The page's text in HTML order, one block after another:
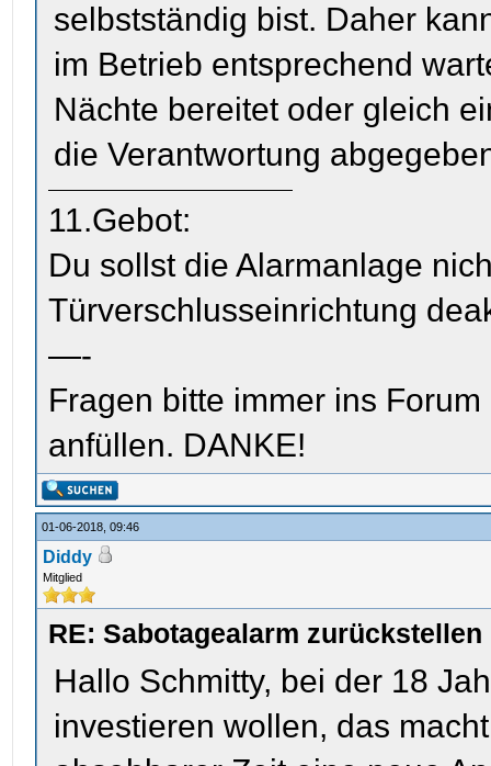
selbstständig bist. Daher
im Betrieb entsprechend
Nächte bereitet oder gleich
die Verantwortung
11.Gebot:
Du sollst die Alarmanlage
Türverschlusseinrichtung
—-
Fragen bitte immer ins
anfüllen. DANKE!
01-06-2018, 09:46
Diddy
Mitglied
RE: Sabotagealarm zurückstellen
Hallo Schmitty, bei der 18
investieren wollen, das